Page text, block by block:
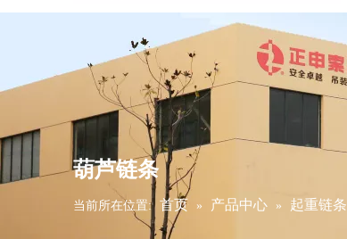
葫芦链条
当前所在位置: 首页 » 产品中心 » 起重链条